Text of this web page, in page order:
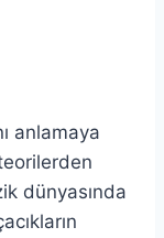
anlamaya
dünyasında